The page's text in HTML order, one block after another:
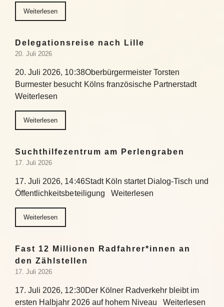
Weiterlesen
Delegationsreise nach Lille
20. Juli 2026
20. Juli 2026, 10:38Oberbürgermeister Torsten
Burmester besucht Kölns französische Partnerstadt
Weiterlesen
Weiterlesen
Suchthilfezentrum am Perlengraben
17. Juli 2026
17. Juli 2026, 14:46Stadt Köln startet Dialog-Tisch und
Öffentlichkeitsbeteiligung Weiterlesen
Weiterlesen
Fast 12 Millionen Radfahrer*innen an
den Zählstellen
17. Juli 2026
17. Juli 2026, 12:30Der Kölner Radverkehr bleibt im
ersten Halbjahr 2026 auf hohem Niveau Weiterlesen